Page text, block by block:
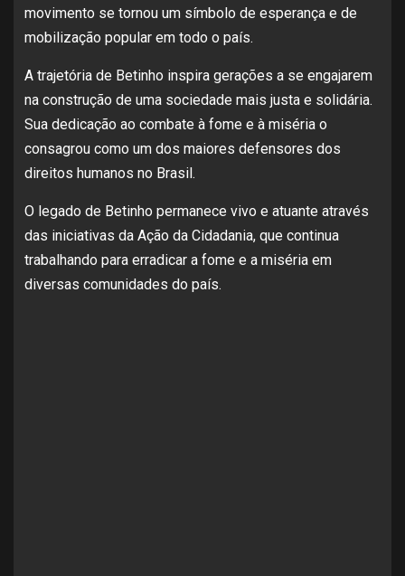
movimento se tornou um símbolo de esperança e de
mobilização popular em todo o país.
A trajetória de Betinho inspira gerações a se engajarem
na construção de uma sociedade mais justa e solidária.
Sua dedicação ao combate à fome e à miséria o
consagrou como um dos maiores defensores dos
direitos humanos no Brasil.
O legado de Betinho permanece vivo e atuante através
das iniciativas da Ação da Cidadania, que continua
trabalhando para erradicar a fome e a miséria em
diversas comunidades do país.